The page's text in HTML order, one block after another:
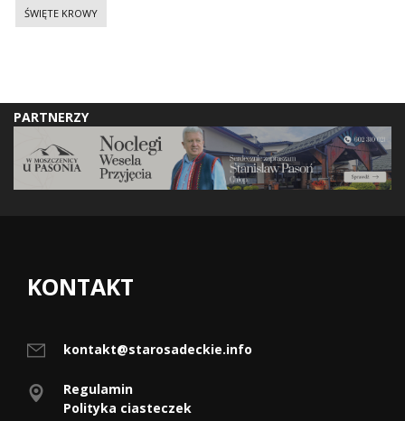
ŚWIĘTE KROWY
PARTNERZY
KONTAKT
kontakt@starosadeckie.info
Regulamin
Polityka ciasteczek